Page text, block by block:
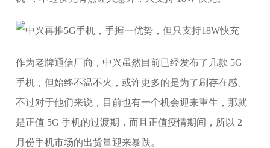
作为老牌通信厂商，中兴虽然目前已经发布了几款 5G
手机，但始终不温不火，或许更多的是为了刷存在感。
不过对于他们来说，目前也有一个机会迎来重生，那就
是正值 5G 手机的过渡期，而且正值疫情期间，所以 2
月份手机市场的出货量迎来暴跌。